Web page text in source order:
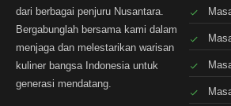
dari berbagai penjuru Nusantara.
Bergabunglah bersama kami dalam
menjaga dan melestarikan warisan
kuliner bangsa Indonesia untuk
generasi mendatang.